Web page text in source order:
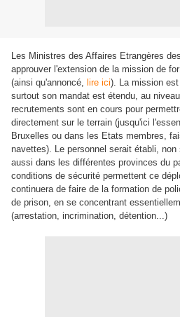
Les Ministres des Affaires Etrangères
approuver l'extension de la mission de
(ainsi qu'annoncé, lire ici). La mission
surtout son mandat est étendu, au
recrutements sont en cours pour
directement sur le terrain (jusqu'ici
Bruxelles ou dans les Etats membres,
navettes). Le personnel serait établi,
aussi dans les différentes provinces du
conditions de sécurité permettent ce
continuera de faire de la formation de
de prison, en se concentrant
(arrestation, incrimination, détention...)